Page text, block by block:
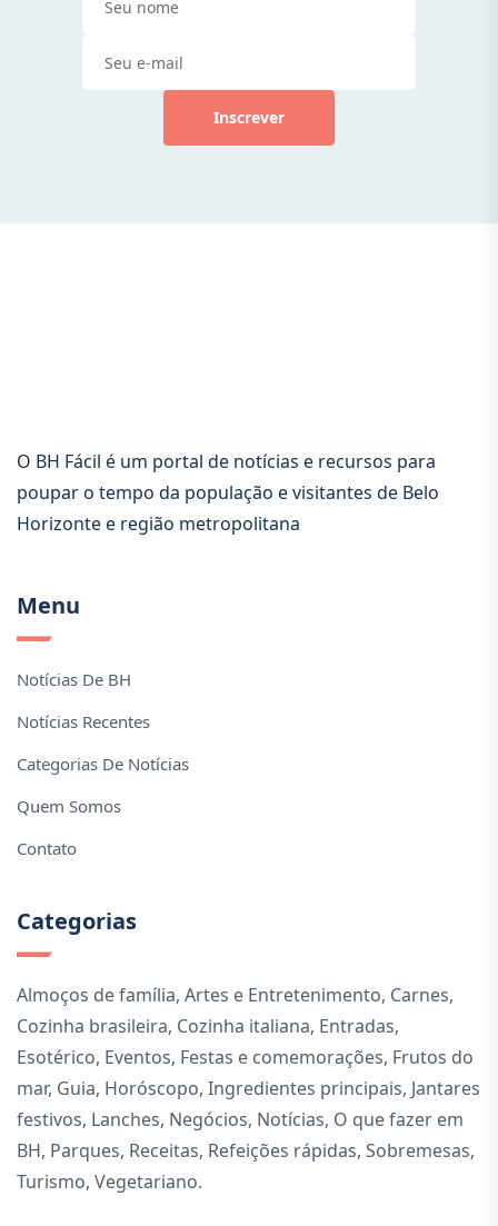
Inscrever
O BH Fácil é um portal de notícias e recursos para
poupar o tempo da população e visitantes de Belo
Horizonte e região metropolitana
Menu
Notícias De BH
Notícias Recentes
Categorias De Notícias
Quem Somos
Contato
Categorias
Almoços de família, Artes e Entretenimento, Carnes,
Cozinha brasileira, Cozinha italiana, Entradas,
Esotérico, Eventos, Festas e comemorações, Frutos do
mar, Guia, Horóscopo, Ingredientes principais, Jantares
festivos, Lanches, Negócios, Notícias, O que fazer em
BH, Parques, Receitas, Refeições rápidas, Sobremesas,
Turismo, Vegetariano.